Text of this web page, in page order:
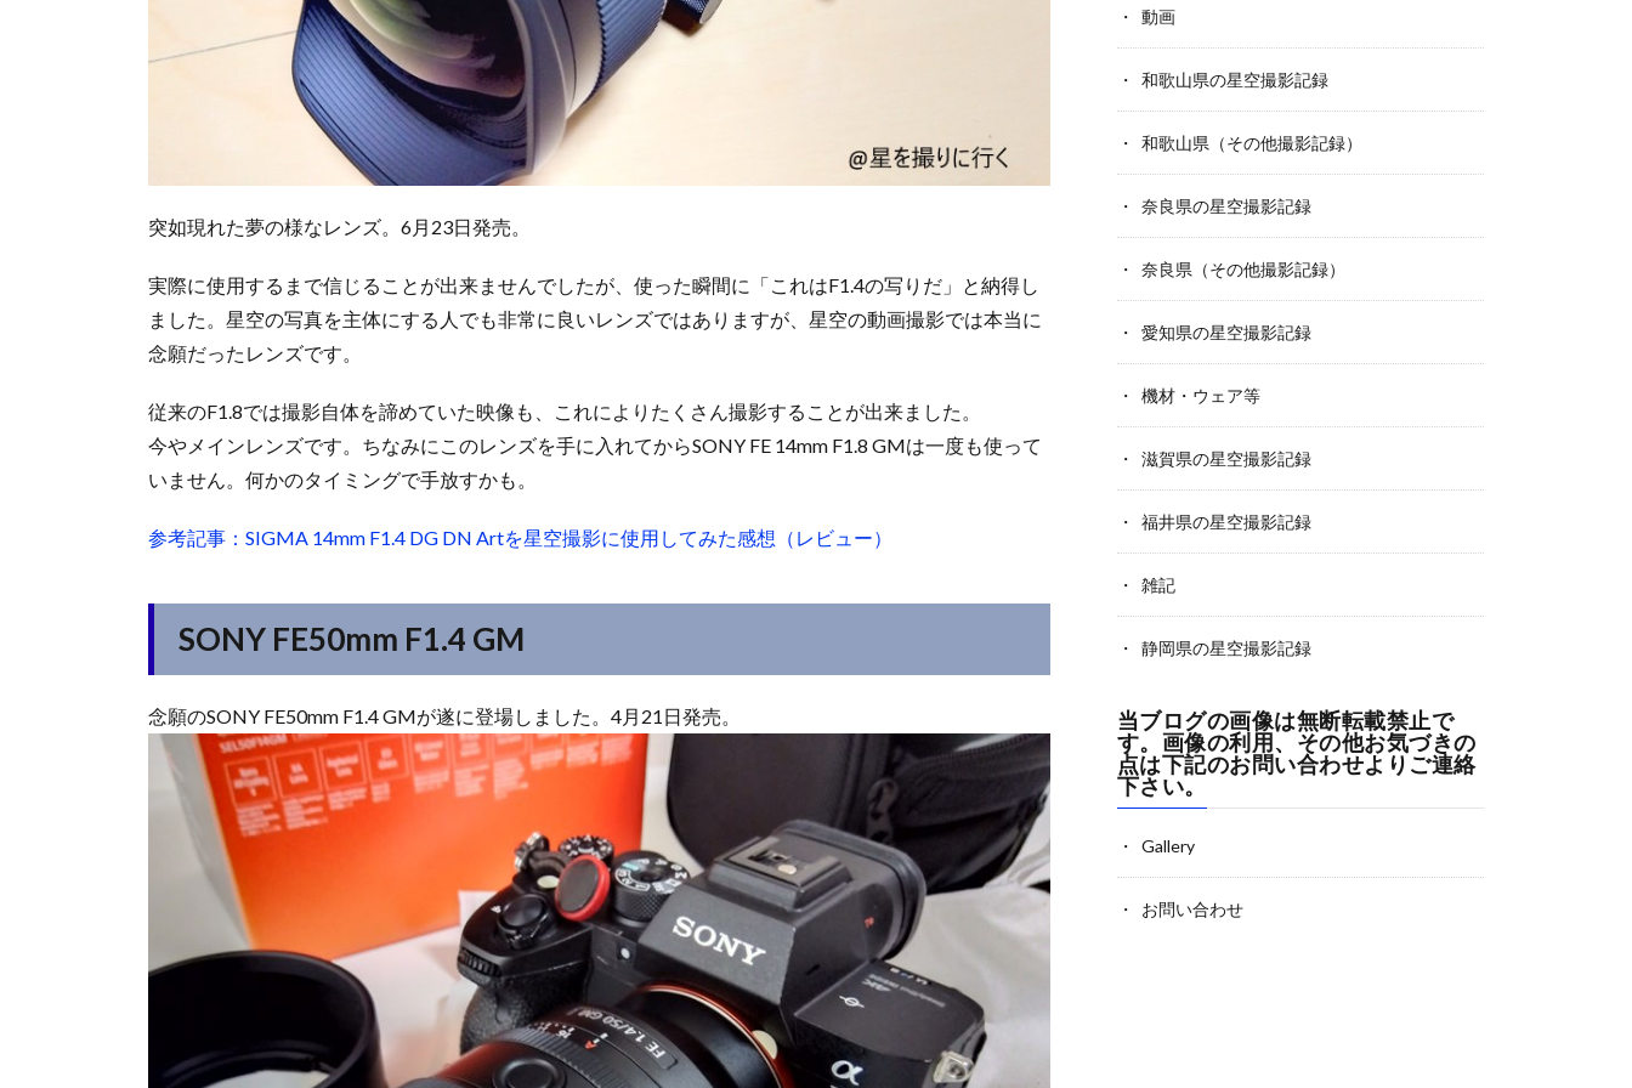
突如現れた夢の様なレンズ。6月23日発売。
実際に使用するまで信じることが出来ませんでしたが、使った瞬間に「これはF1.4の写りだ」と納得し
ました。星空の写真を主体にする人でも非常に良いレンズではありますが、星空の動画撮影では本当に
念願だったレンズです。
従来のF1.8では撮影自体を諦めていた映像も、これによりたくさん撮影することが出来ました。
今やメインレンズです。ちなみにこのレンズを手に入れてからSONY FE 14mm F1.8 GMは一度も使って
いません。何かのタイミングで手放すかも。
参考記事：SIGMA 14mm F1.4 DG DN Artを星空撮影に使用してみた感想（レビュー）
SONY FE50mm F1.4 GM
念願のSONY FE50mm F1.4 GMが遂に登場しました。4月21日発売。
動画
和歌山県の星空撮影記録
和歌山県（その他撮影記録）
奈良県の星空撮影記録
奈良県（その他撮影記録）
愛知県の星空撮影記録
機材・ウェア等
滋賀県の星空撮影記録
福井県の星空撮影記録
雑記
静岡県の星空撮影記録
当ブログの画像は無断転載禁止で
す。画像の利用、その他お気づきの
点は下記のお問い合わせよりご連絡
下さい。
Gallery
お問い合わせ